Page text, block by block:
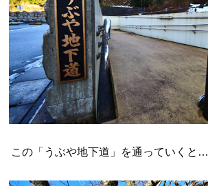
この「うぶや地下道」を通っていくと…